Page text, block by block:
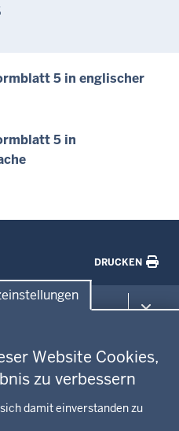
Website Cookies,
zu verbessern
damit einverstanden zu
5 in englischer
5 in
DRUCKEN
Verkehr